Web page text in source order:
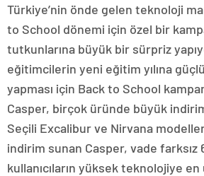
Türkiye’nin önde gelen teknoloji
to School dönemi için özel bir
tutkunlarına büyük bir sürpriz
eğitimcilerin yeni eğitim yılına
yapması için Back to School
Casper, birçok üründe büyük
Seçili Excalibur ve Nirvana
indirim sunan Casper, vade farksız
kullanıcıların yüksek teknolojiye